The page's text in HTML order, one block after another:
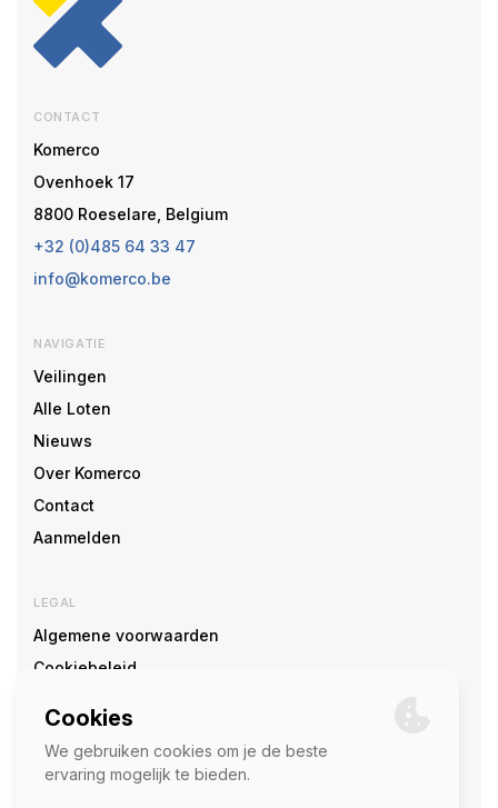
CONTACT
Komerco
Ovenhoek 17
8800 Roeselare, Belgium
+32 (0)485 64 33 47
info@komerco.be
NAVIGATIE
Veilingen
Alle Loten
Nieuws
Over Komerco
Contact
Aanmelden
LEGAL
Algemene voorwaarden
Cookiebeleid
SOCIAL